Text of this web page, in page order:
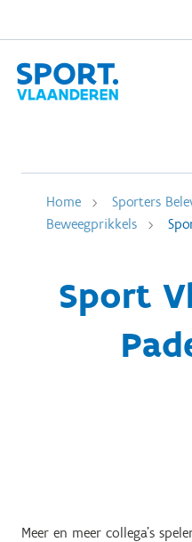
Home Sporters
Beweegprikkels
Sport
Meer en meer collega's